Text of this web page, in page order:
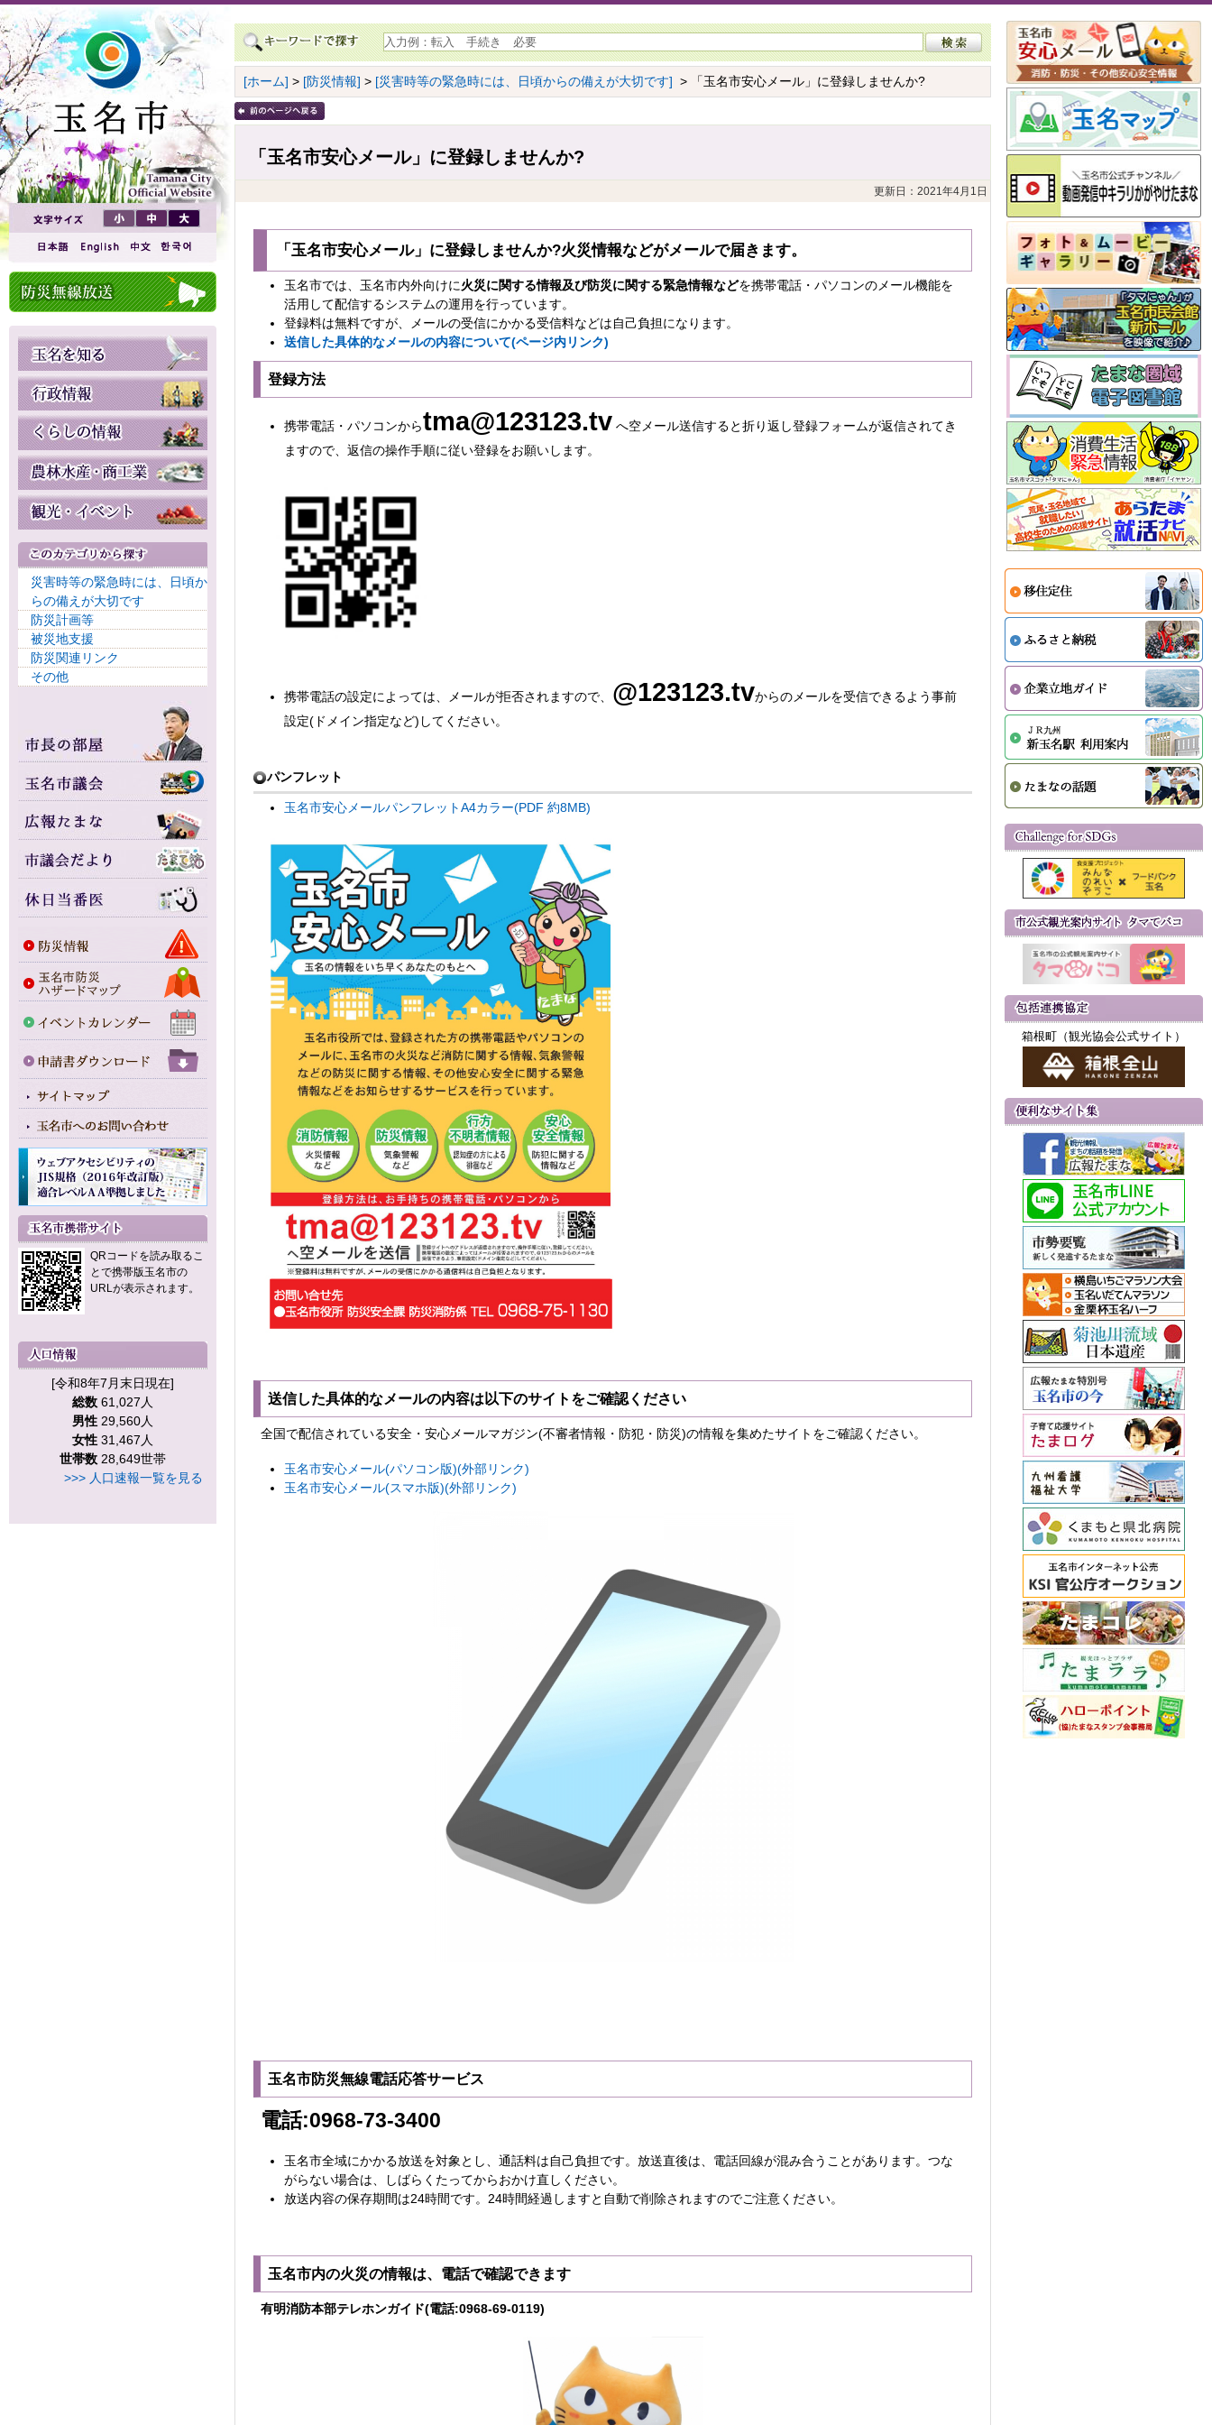
災害時等の緊急時には、日頃か
らの備えが大切です
防災計画等
被災地支援
防災関連リンク
その他
QRコードを読み取るこ
とで携帯版玉名市の
URLが表示されます。
[令和8年7月末日現在]
総数 61,027人
男性 29,560人
女性 31,467人
世帯数 28,649世帯
>>> 人口速報一覧を見る
[ホーム] > [防災情報] > [災害時等の緊急時には、日頃からの備えが大切です] > 「玉名市安心メール」に登録しませんか?
「玉名市安心メール」に登録しませんか?
更新日：2021年4月1日
「玉名市安心メール」に登録しませんか?火災情報などがメールで届きます。
玉名市では、玉名市内外向けに火災に関する情報及び防災に関する緊急情報などを携帯電話・パソコンのメール機能を
活用して配信するシステムの運用を行っています。
登録料は無料ですが、メールの受信にかかる受信料などは自己負担になります。
送信した具体的なメールの内容について(ページ内リンク)
登録方法
携帯電話・パソコンからtma@123123.tv へ空メール送信すると折り返し登録フォームが返信されてき
ますので、返信の操作手順に従い登録をお願いします。
携帯電話の設定によっては、メールが拒否されますので、 @123123.tvからのメールを受信できるよう事前
設定(ドメイン指定など)してください。
パンフレット
玉名市安心メールパンフレットA4カラー(PDF 約8MB)
送信した具体的なメールの内容は以下のサイトをご確認ください
全国で配信されている安全・安心メールマガジン(不審者情報・防犯・防災)の情報を集めたサイトをご確認ください。
玉名市安心メール(パソコン版)(外部リンク)
玉名市安心メール(スマホ版)(外部リンク)
玉名市防災無線電話応答サービス
電話:0968-73-3400
玉名市全域にかかる放送を対象とし、通話料は自己負担です。放送直後は、電話回線が混み合うことがあります。つな
がらない場合は、しばらくたってからおかけ直しください。
放送内容の保存期間は24時間です。24時間経過しますと自動で削除されますのでご注意ください。
玉名市内の火災の情報は、電話で確認できます
有明消防本部テレホンガイド(電話:0968-69-0119)
箱根町（観光協会公式サイト）